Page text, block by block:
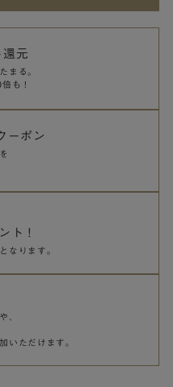
還元
まる。
も！
ーポン
ト！
なります。
、
いただけます。